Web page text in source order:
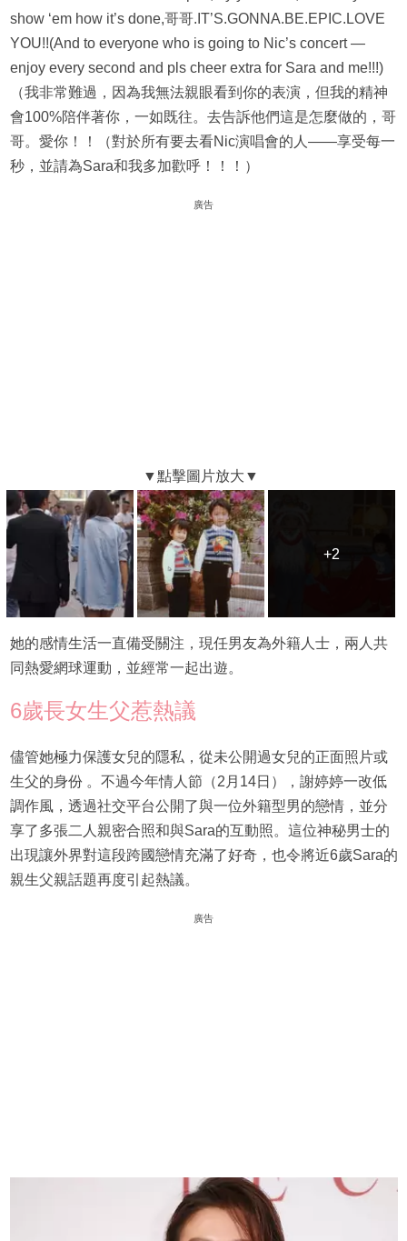
show ‘em how it’s done,哥哥.IT’S.GONNA.BE.EPIC.LOVE
YOU!!(And to everyone who is going to Nic’s concert —
enjoy every second and pls cheer extra for Sara and me!!!)
（我非常難過，因為我無法親眼看到你的表演，但我的精神
會100%陪伴著你，一如既往。去告訴他們這是怎麼做的，哥
哥。愛你！！（對於所有要去看Nic演唱會的人——享受每一
秒，並請為Sara和我多加歡呼！！！）
廣告
+2
+2
她的感情生活一直備受關注，現任男友為外籍人士，兩人共
同熱愛網球運動，並經常一起出遊。
6歲長女生父惹熱議
儘管她極力保護女兒的隱私，從未公開過女兒的正面照片或
生父的身份 。不過今年情人節（2月14日），謝婷婷一改低
調作風，透過社交平台公開了與一位外籍型男的戀情，並分
享了多張二人親密合照和與Sara的互動照。這位神秘男士的
出現讓外界對這段跨國戀情充滿了好奇，也令將近6歲Sara的
親生父親話題再度引起熱議。
廣告